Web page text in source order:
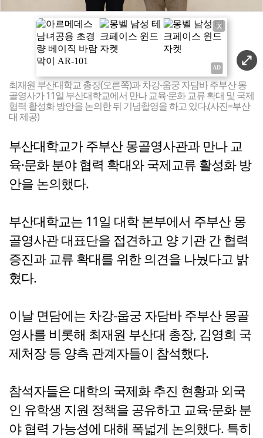
X
최재원 부산대학교 총장(오른쪽)과 차강-웁궁 자담바 주부산 몽
골영사가 11일 부산대학교에서 만나 교육·문화 교류 확대 및 국제
협력 활성화 방안을 논의한 뒤 기념촬영을 하고 있다.(사진=부산
대 제공)
부산대학교가 주부산 몽골영사관과 만나 교
육·문화 분야 협력 확대와 국제교류 활성화 방
안을 논의했다.
부산대학교는 11일 대학 본부에서 주부산 몽
골영사관 대표단을 접견하고 양 기관 간 협력
증진과 교류 확대를 위한 의견을 나눴다고 밝
혔다.
이날 면담에는 차강-웁궁 자담바 주부산 몽골
영사를 비롯해 최재원 부산대 총장, 김영희 국
제처장 등 양측 관계자들이 참석했다.
참석자들은 대학의 국제화 추진 현황과 외국
인 유학생 지원 정책을 공유하고 교육·문화 분
야 협력 가능성에 대해 폭넓게 논의했다. 특히